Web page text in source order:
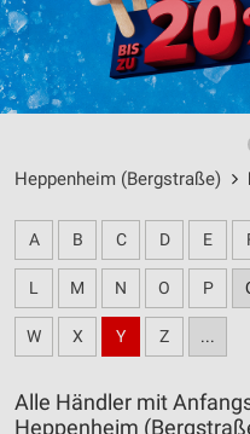
Heppenheim (Bergstraße)
A B C D E
L M N O P
W X Y Z ...
Alle Händler mit
Heppenheim